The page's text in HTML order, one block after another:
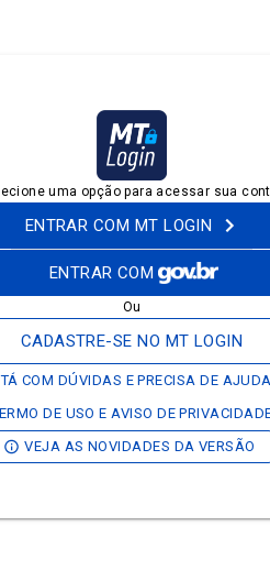
uma opção para acessar sua
ENTRAR COM MT LOGIN
ENTRAR COM
Ou
CADASTRE-SE NO MT LOGIN
COM DÚVIDAS E PRECISA DE
DE USO E AVISO DE
VEJA AS NOVIDADES DA VERSÃO